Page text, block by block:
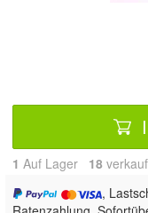
1 Auf Lager 18
,